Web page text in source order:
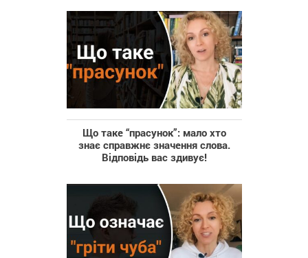
Що таке “прасунок”: мало хто
знає справжнє значення слова.
Відповідь вас здивує!